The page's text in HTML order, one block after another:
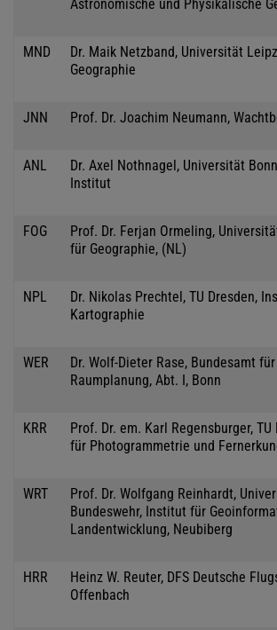
Astronomische und Physikalische
MND
Dr. Maik Netzband, Universität
Geographie
JNN Prof. Dr. Joachim Neumann,
ANL
Dr. Axel Nothnagel, Universität
Institut
FOG
Prof. Dr. Ferjan Ormeling,
für Geographie, (NL)
NPL
Dr. Nikolas Prechtel, TU Dresden,
Kartographie
WER
Dr. Wolf-Dieter Rase, Bundesamt
Raumplanung, Abt. I, Bonn
KRR
Prof. Dr. em. Karl Regensburger,
für Photogrammetrie und
WRT
Prof. Dr. Wolfgang Reinhardt,
Bundeswehr, Institut für
Landentwicklung, Neubiberg
HRR
Heinz W. Reuter, DFS Deutsche
Offenbach